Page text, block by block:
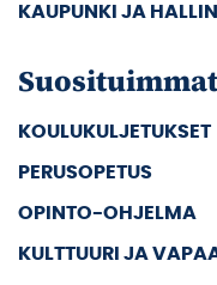
KAUPUNKI JA
KOULUKULJETUKSET
PERUSOPETUS
OPINTO-OHJELMA
KULTTUURI JA